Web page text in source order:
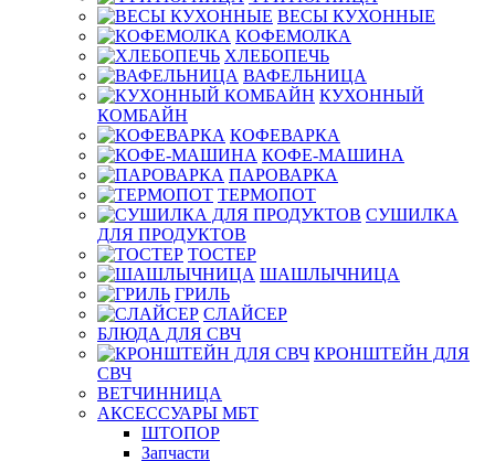
ВЕСЫ КУХОННЫЕ
КОФЕМОЛКА
ХЛЕБОПЕЧЬ
ВАФЕЛЬНИЦА
КУХОННЫЙ
КОМБАЙН
КОФЕВАРКА
КОФЕ-МАШИНА
ПАРОВАРКА
ТЕРМОПОТ
СУШИЛКА
ДЛЯ ПРОДУКТОВ
ТОСТЕР
ШАШЛЫЧНИЦА
ГРИЛЬ
СЛАЙСЕР
БЛЮДА ДЛЯ СВЧ
КРОНШТЕЙН ДЛЯ
СВЧ
ВЕТЧИННИЦА
АКСЕССУАРЫ МБТ
ШТОПОР
Запчасти